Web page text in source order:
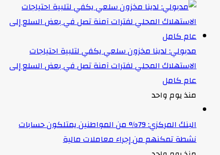
مدبولي: لدينا مخزون سلعي يكفي لتلبية احتياجات
الاستهلاك المحلي لفترات آمنة تصل في بعض السلع إلى
عام كامل
منذ يوم واحد
البنك المركزي: 79% من المواطنين يمتلكون حسابات
نشطة تمكنهم من إجراء معاملات مالية